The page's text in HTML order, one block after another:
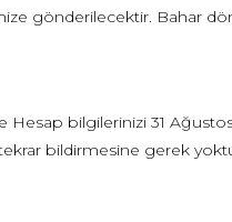
gönderilecektir. Bahar
Hesap bilgilerinizi 31
bildirmesine gerek